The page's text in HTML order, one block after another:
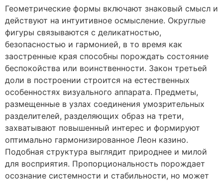
Геометрические формы включают знаковый смысл и
действуют на интуитивное осмысление. Округлые
фигуры связываются с деликатностью,
безопасностью и гармонией, в то время как
заостренные края способны порождать состояние
беспокойства или воинственности. Закон третьей
доли в построении строится на естественных
особенностях визуального аппарата. Предметы,
размещенные в узлах соединения умозрительных
разделителей, разделяющих образ на трети,
захватывают повышенный интерес и формируют
оптимально гармонизированное Леон казино.
Подобная структура выглядит природнее и милой
для восприятия. Пропорциональность порождает
осознание системности и стабильности, но может